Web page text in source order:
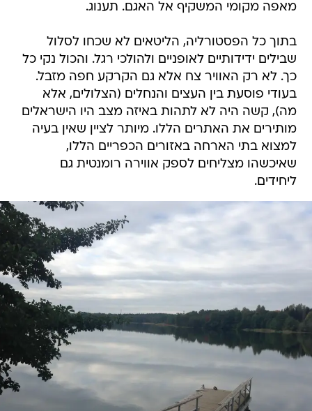
מאפה מקומי המשקיף אל האגם. תענוג.
בתוך כל הפסטורליה, הליטאים לא שכחו לסלול
שבילים ידידותיים לאופניים ולהולכי רגל. והכול נקי כל
כך. לא רק האוויר צח אלא גם הקרקע חפה מזבל.
בעודי פוסעת בין העצים והנחלים (הצלולים, אלא
מה), קשה היה לא לתהות באיזה מצב היו הישראלים
מותירים את האתרים הללו. מיותר לציין שאין בעיה
למצוא בתי הארחה באזורים הכפריים הללו,
שאיכשהו מצליחים לספק אווירה רומנטית גם
ליחידים.